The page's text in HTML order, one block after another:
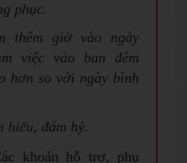
phục.
thêm giờ vào ngày
việc vào ban đêm
hơn so với ngày bình
hiếu, đám hỷ.
khoản hỗ trợ, phụ